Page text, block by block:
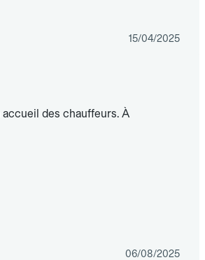
15/04/2025
accueil des chauffeurs. À
06/08/2025